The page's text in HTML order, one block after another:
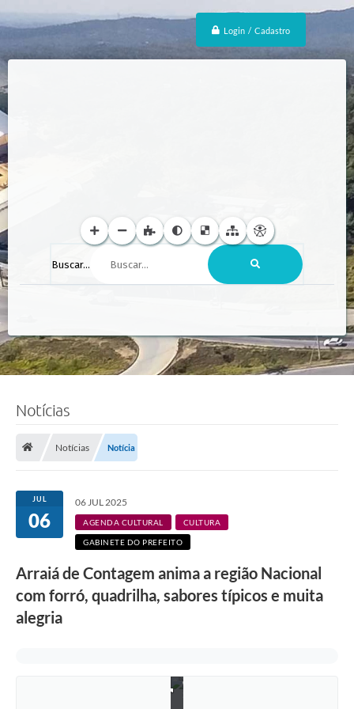
Login / Cadastro
Buscar...
Notícias
Notícias Notícia
JUL
06
06 JUL 2025
AGENDA CULTURAL CULTURA
GABINETE DO PREFEITO
Arraiá de Contagem anima a região Nacional
com forró, quadrilha, sabores típicos e muita
alegria
o